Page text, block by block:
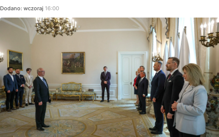
Dodano: wczoraj 16:00